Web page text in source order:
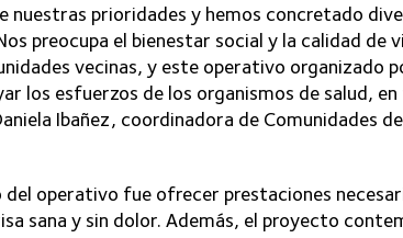
nuestras prioridades y hemos concretado
preocupa el bienestar social y la calidad de
vecinas, y este operativo organizado
los esfuerzos de los organismos de salud,
Ibañez, coordinadora de Comunidades
del operativo fue ofrecer prestaciones
sana y sin dolor. Además, el proyecto